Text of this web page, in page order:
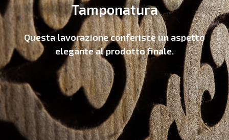
Tamponatura
Questa lavorazioneconferisce un aspetto
elegante al prodotto finale.